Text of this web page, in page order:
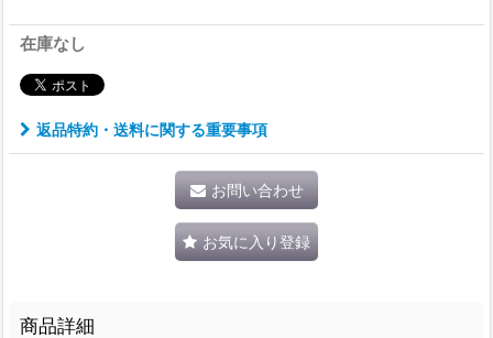
在庫なし
返品特約・送料に関する重要事項
お問い合わせ
お気に入り登録
商品詳細